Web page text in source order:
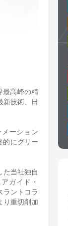
最高峰の精
新技術、日
ーション
的にグリー
当社独自
ガイド・
ラントコラ
り重切削加